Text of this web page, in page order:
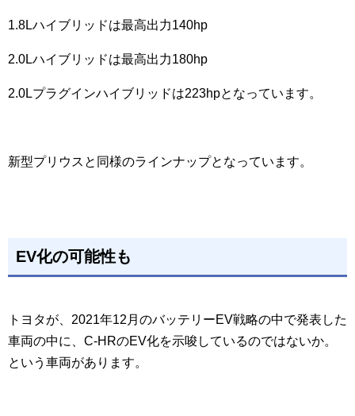
1.8Lハイブリッドは最高出力140hp
2.0Lハイブリッドは最高出力180hp
2.0Lプラグインハイブリッドは223hpとなっています。
新型プリウスと同様のラインナップとなっています。
EV化の可能性も
トヨタが、2021年12月のバッテリーEV戦略の中で発表した
車両の中に、C-HRのEV化を示唆しているのではないか。
という車両があります。